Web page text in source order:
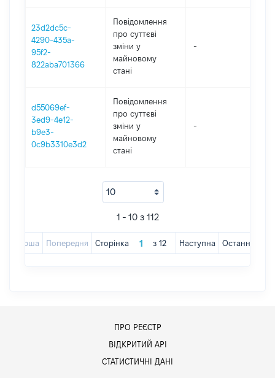
23d2dc5c-
4290-435a-
95f2-
822aba701366
Повідомлення
про суттєві
зміни y
майновому
стані
-
d55069ef-
3ed9-4e12-
b9e3-
0c9b3310e3d2
Повідомлення
про суттєві
зміни y
майновому
стані
-
1 - 10 з 112
Перша Попередня Сторінка з 12 Наступна Остання
ПРО РЕЄСТР
ВІДКРИТИЙ АРІ
СТАТИСТИЧНІ ДАНІ